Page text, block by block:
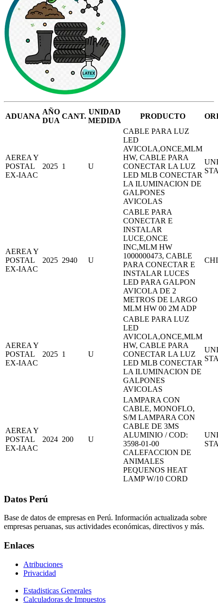
ADUANA
AÑO
DUA
CANT.
UNIDAD
MEDIDA
PRODUCTO
AEREA Y
POSTAL
EX-IAAC
2025 1 U
CABLE PARA LUZ
LED
AVICOLA,ONCE,MLM
HW, CABLE PARA
CONECTAR LA LUZ
LED MLB CONECTAR
LA ILUMINACION DE
GALPONES
AVICOLAS
AEREA Y
POSTAL
EX-IAAC
2025 2940 U
CABLE PARA
CONECTAR E
INSTALAR
LUCE,ONCE
INC,MLM HW
1000000473, CABLE
PARA CONECTAR E
INSTALAR LUCES
LED PARA GALPON
AVICOLA DE 2
METROS DE LARGO
MLM HW 00 2M ADP
AEREA Y
POSTAL
EX-IAAC
2025 1 U
CABLE PARA LUZ
LED
AVICOLA,ONCE,MLM
HW, CABLE PARA
CONECTAR LA LUZ
LED MLB CONECTAR
LA ILUMINACION DE
GALPONES
AVICOLAS
AEREA Y
POSTAL
EX-IAAC
2024 200 U
LAMPARA CON
CABLE, MONOFLO,
S/M LAMPARA CON
CABLE DE 3MS
ALUMINIO / COD:
3598-01-00
CALEFACCION DE
ANIMALES
PEQUENOS HEAT
LAMP W/10 CORD
Datos Perú
Base de datos de empresas en Perú. Información actualizada sobre
empresas peruanas, sus actividades económicas, directivos y más.
Enlaces
Atribuciones
Privacidad
Estadisticas Generales
Calculadoras de Impuestos